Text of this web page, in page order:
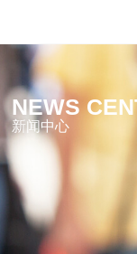
NEWS
新闻中心